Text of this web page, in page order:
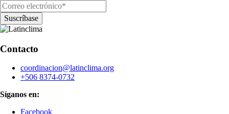
Contacto
coordinacion@latinclima.org
+506 8374-0732
Síganos en:
Facebook